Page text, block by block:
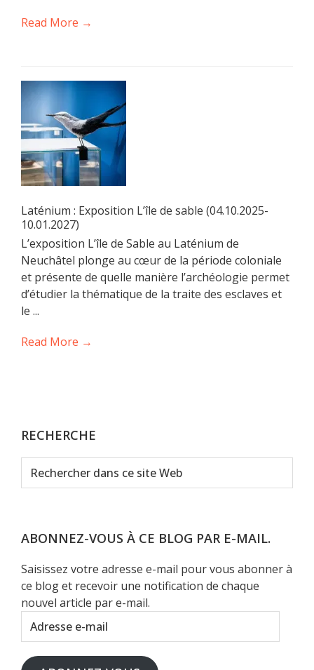
Read More →
Laténium : Exposition L’île de sable (04.10.2025-
10.01.2027)
L’exposition L’île de Sable au Laténium de
Neuchâtel plonge au cœur de la période coloniale
et présente de quelle manière l’archéologie permet
d’étudier la thématique de la traite des esclaves et
le ...
Read More →
RECHERCHE
Rechercher
dans
Web
ABONNEZ-VOUS À CE BLOG PAR E-MAIL.
Saisissez votre adresse e-mail pour vous abonner à
ce blog et recevoir une notification de chaque
nouvel article par e-mail.
Adresse
e-
mail